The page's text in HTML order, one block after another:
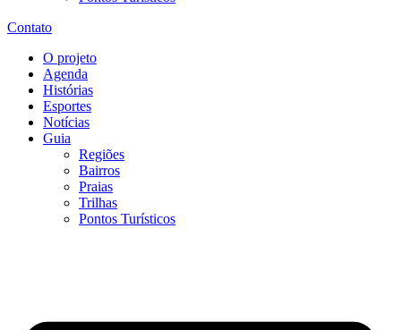
Contato
O projeto
Agenda
Histórias
Esportes
Notícias
Guia
Regiões
Bairros
Praias
Trilhas
Pontos Turísticos